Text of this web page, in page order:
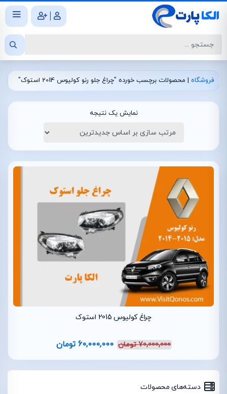
|
فروشگاه | محصولات برچسب خورده "چراغ جلو رنو کولیوس 2014 استوک"
نمایش یک نتیجه
چراغ کولیوس 2015 استوک
70,000,000 تومان 60,000,000 تومان
دسته‌های محصولات